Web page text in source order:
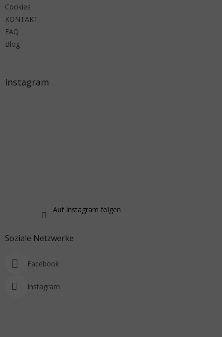
Cookies
KONTAKT
FAQ
Blog
Instagram
Auf Instagram folgen
Soziale Netzwerke
Facebook
Instagram